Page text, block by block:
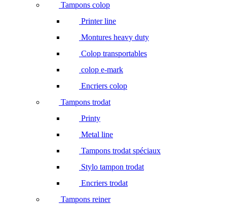
Tampons colop
Printer line
Montures heavy duty
Colop transportables
colop e-mark
Encriers colop
Tampons trodat
Printy
Metal line
Tampons trodat spéciaux
Stylo tampon trodat
Encriers trodat
Tampons reiner